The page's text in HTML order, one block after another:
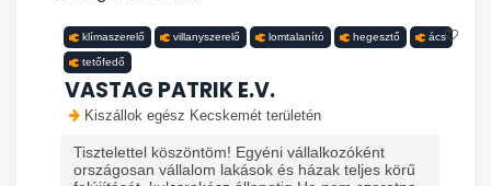
klímaszerelő villanyszerelő lomtalanító hegesztő ács
tetőfedő
VASTAG PATRIK E.V.
Kiszállok egész Kecskemét területén
Tisztelettel köszöntöm! Egyéni vállalkozóként
országosan vállalom lakások és házak teljes körű